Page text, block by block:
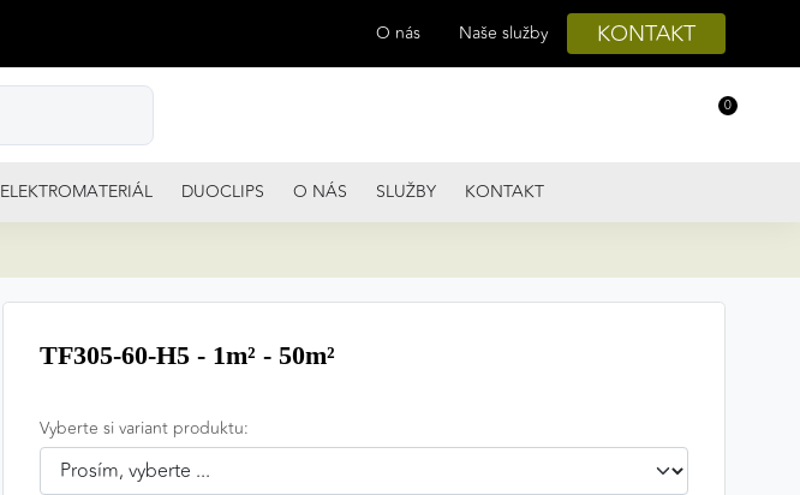
O nás Naše služby KONTAKT
0
ELEKTROMATERIÁL DUOCLIPS O NÁS SLUŽBY KONTAKT
TF305-60-H5 - 1m² - 50m²
Vyberte si variant produktu: